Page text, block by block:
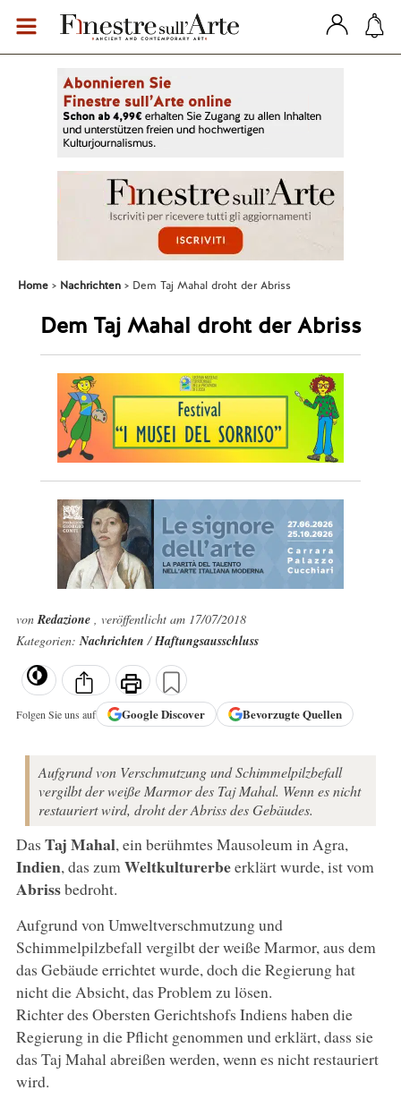
Home Nachrichten Dem Taj Mahal droht der Abriss
Dem Taj Mahal droht der Abriss
vonRedazione , veröffentlicht am 17/07/2018
Kategorien:Nachrichten/Haftungsausschluss
Folgen Sie uns auf GoogleDiscover Bevorzugte Quellen
Aufgrund von Verschmutzung und Schimmelpilzbefall
vergilbt der weiße Marmor des Taj Mahal. Wenn es nicht
restauriert wird, droht der Abriss des Gebäudes.
Das Taj Mahal, ein berühmtes Mausoleum in Agra,
Indien, das zum Weltkulturerbeerklärt wurde, ist vom
Abrissbedroht.
Aufgrund von Umweltverschmutzung und
Schimmelpilzbefall vergilbt der weiße Marmor, aus dem
das Gebäude errichtet wurde, doch die Regierung hat
nicht die Absicht, das Problem zu lösen.
Richter des Obersten Gerichtshofs Indiens haben die
Regierung in die Pflicht genommen und erklärt, dass sie
das Taj Mahal abreißen werden, wenn es nicht restauriert
wird.